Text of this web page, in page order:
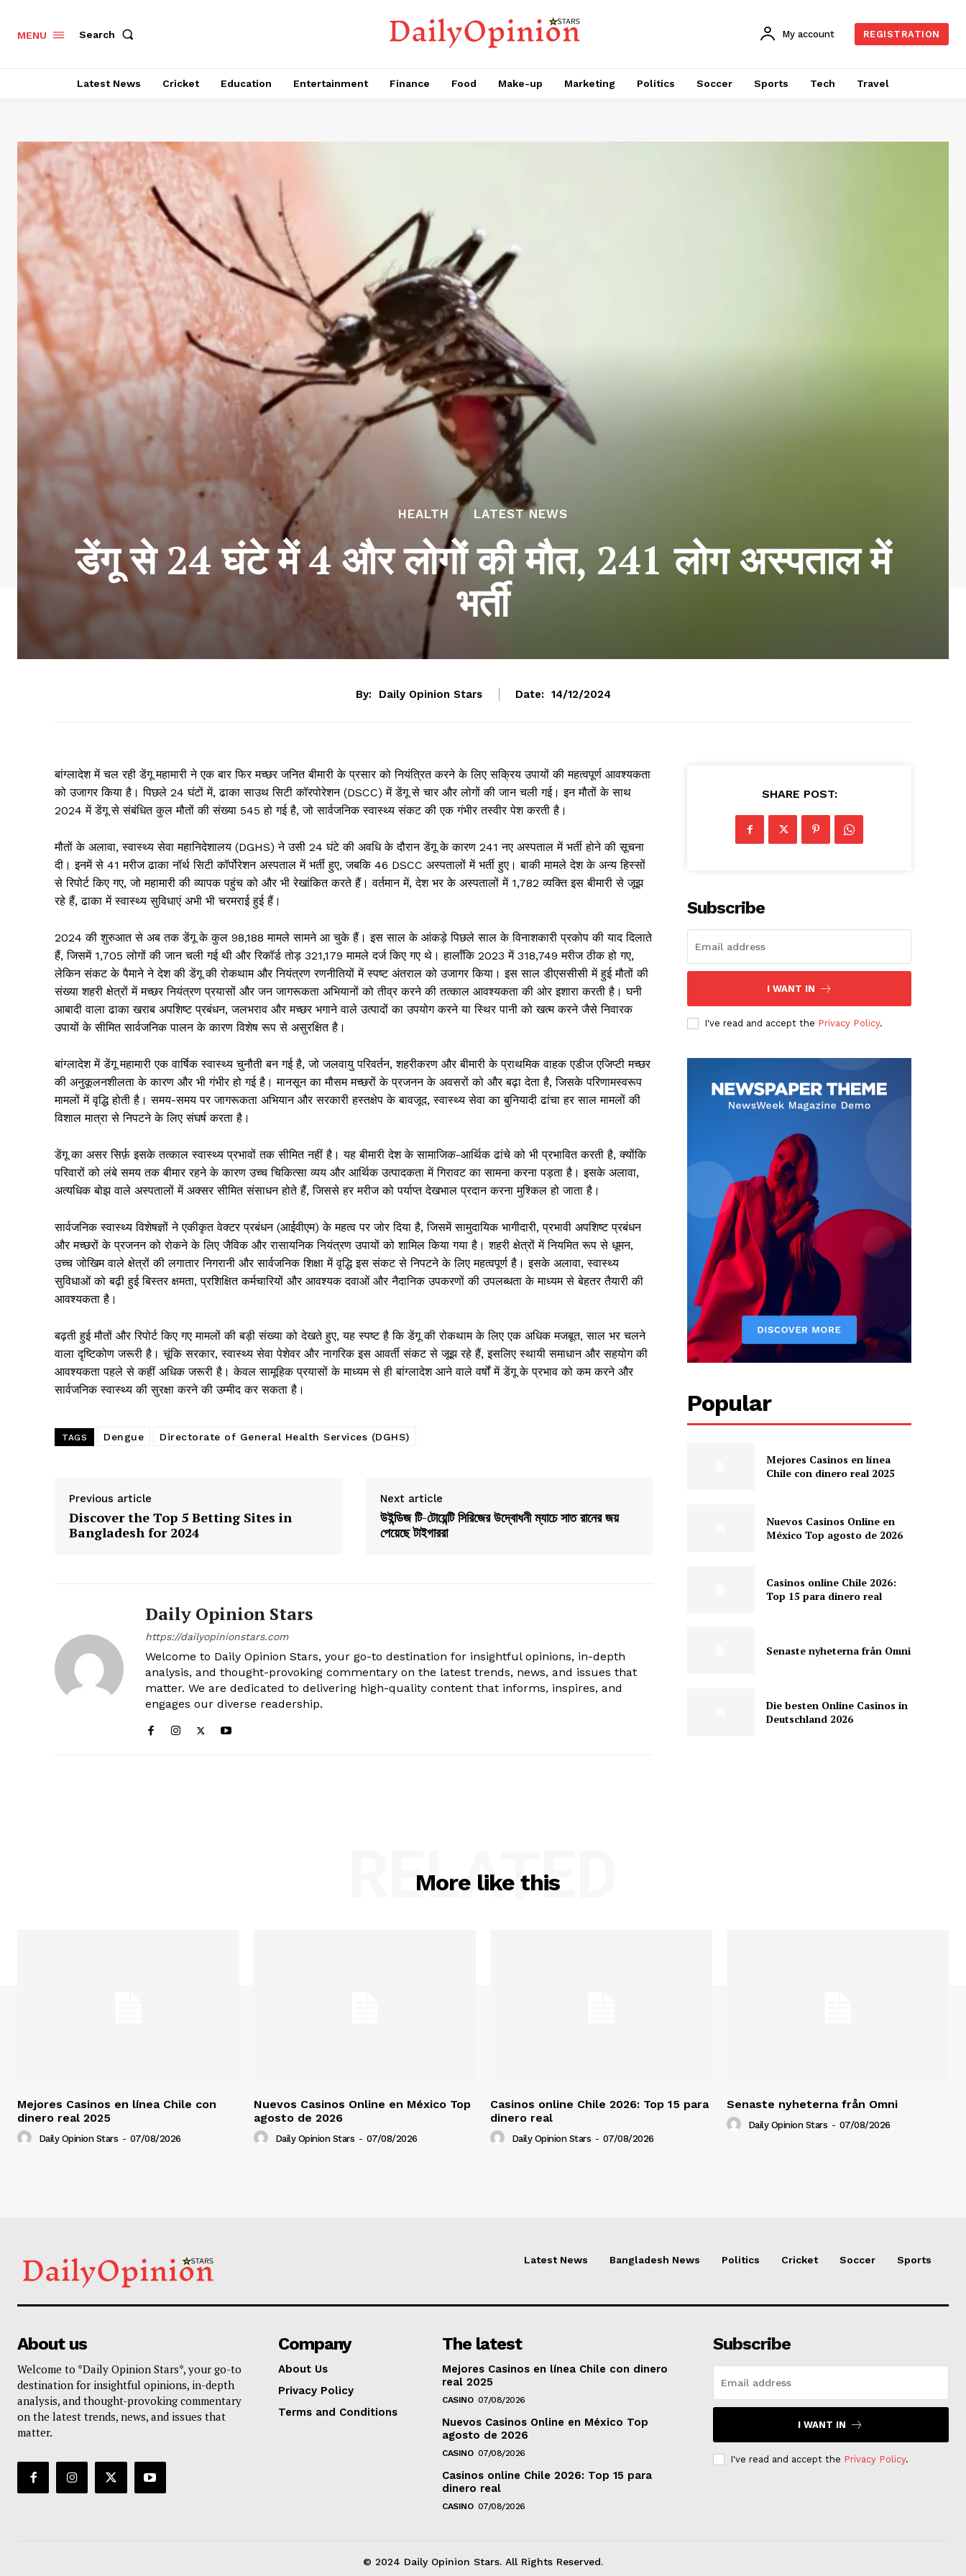
MENU Search My account REGISTRATION
Latest News Cricket Education Entertainment Finance Food Make-up Marketing Politics Soccer Sports Tech Travel
HEALTH LATEST NEWS
डेंगू से 24 घंटे में 4 और लोगों की मौत, 241 लोग अस्पताल में
भर्ती
By: Daily Opinion Stars Date: 14/12/2024
बांग्लादेश में चल रही डेंगू महामारी ने एक बार फिर मच्छर जनित बीमारी के प्रसार को नियंत्रित करने के लिए सक्रिय उपायों की महत्वपूर्ण आवश्यकता
को उजागर किया है। पिछले 24 घंटों में, ढाका साउथ सिटी कॉरपोरेशन (DSCC) में डेंगू से चार और लोगों की जान चली गई। इन मौतों के साथ
2024 में डेंगू से संबंधित कुल मौतों की संख्या 545 हो गई है, जो सार्वजनिक स्वास्थ्य संकट की एक गंभीर तस्वीर पेश करती है।
मौतों के अलावा, स्वास्थ्य सेवा महानिदेशालय (DGHS) ने उसी 24 घंटे की अवधि के दौरान डेंगू के कारण 241 नए अस्पताल में भर्ती होने की सूचना
दी। इनमें से 41 मरीज ढाका नॉर्थ सिटी कॉर्पोरेशन अस्पताल में भर्ती हुए, जबकि 46 DSCC अस्पतालों में भर्ती हुए। बाकी मामले देश के अन्य हिस्सों
से रिपोर्ट किए गए, जो महामारी की व्यापक पहुंच को और भी रेखांकित करते हैं। वर्तमान में, देश भर के अस्पतालों में 1,782 व्यक्ति इस बीमारी से जूझ
रहे हैं, ढाका में स्वास्थ्य सुविधाएं अभी भी चरमराई हुई हैं।
2024 की शुरुआत से अब तक डेंगू के कुल 98,188 मामले सामने आ चुके हैं। इस साल के आंकड़े पिछले साल के विनाशकारी प्रकोप की याद दिलाते
हैं, जिसमें 1,705 लोगों की जान चली गई थी और रिकॉर्ड तोड़ 321,179 मामले दर्ज किए गए थे। हालाँकि 2023 में 318,749 मरीज ठीक हो गए,
लेकिन संकट के पैमाने ने देश की डेंगू की रोकथाम और नियंत्रण रणनीतियों में स्पष्ट अंतराल को उजागर किया। इस साल डीएससीसी में हुई मौतों की
संख्या शहरी क्षेत्रों में मच्छर नियंत्रण प्रयासों और जन जागरूकता अभियानों को तीव्र करने की तत्काल आवश्यकता की ओर इशारा करती है। घनी
आबादी वाला ढाका खराब अपशिष्ट प्रबंधन, जलभराव और मच्छर भगाने वाले उत्पादों का उपयोग करने या स्थिर पानी को खत्म करने जैसे निवारक
उपायों के सीमित सार्वजनिक पालन के कारण विशेष रूप से असुरक्षित है।
बांग्लादेश में डेंगू महामारी एक वार्षिक स्वास्थ्य चुनौती बन गई है, जो जलवायु परिवर्तन, शहरीकरण और बीमारी के प्राथमिक वाहक एडीज एजिप्टी मच्छर
की अनुकूलनशीलता के कारण और भी गंभीर हो गई है। मानसून का मौसम मच्छरों के प्रजनन के अवसरों को और बढ़ा देता है, जिसके परिणामस्वरूप
मामलों में वृद्धि होती है। समय-समय पर जागरूकता अभियान और सरकारी हस्तक्षेप के बावजूद, स्वास्थ्य सेवा का बुनियादी ढांचा हर साल मामलों की
विशाल मात्रा से निपटने के लिए संघर्ष करता है।
डेंगू का असर सिर्फ़ इसके तत्काल स्वास्थ्य प्रभावों तक सीमित नहीं है। यह बीमारी देश के सामाजिक-आर्थिक ढांचे को भी प्रभावित करती है, क्योंकि
परिवारों को लंबे समय तक बीमार रहने के कारण उच्च चिकित्सा व्यय और आर्थिक उत्पादकता में गिरावट का सामना करना पड़ता है। इसके अलावा,
अत्यधिक बोझ वाले अस्पतालों में अक्सर सीमित संसाधन होते हैं, जिससे हर मरीज को पर्याप्त देखभाल प्रदान करना मुश्किल हो जाता है।
सार्वजनिक स्वास्थ्य विशेषज्ञों ने एकीकृत वेक्टर प्रबंधन (आईवीएम) के महत्व पर जोर दिया है, जिसमें सामुदायिक भागीदारी, प्रभावी अपशिष्ट प्रबंधन
और मच्छरों के प्रजनन को रोकने के लिए जैविक और रासायनिक नियंत्रण उपायों को शामिल किया गया है। शहरी क्षेत्रों में नियमित रूप से धूमन,
उच्च जोखिम वाले क्षेत्रों की लगातार निगरानी और सार्वजनिक शिक्षा में वृद्धि इस संकट से निपटने के लिए महत्वपूर्ण है। इसके अलावा, स्वास्थ्य
सुविधाओं को बढ़ी हुई बिस्तर क्षमता, प्रशिक्षित कर्मचारियों और आवश्यक दवाओं और नैदानिक ​​उपकरणों की उपलब्धता के माध्यम से बेहतर तैयारी की
आवश्यकता है।
बढ़ती हुई मौतों और रिपोर्ट किए गए मामलों की बड़ी संख्या को देखते हुए, यह स्पष्ट है कि डेंगू की रोकथाम के लिए एक अधिक मजबूत, साल भर चलने
वाला दृष्टिकोण जरूरी है। चूंकि सरकार, स्वास्थ्य सेवा पेशेवर और नागरिक इस आवर्ती संकट से जूझ रहे हैं, इसलिए स्थायी समाधान और सहयोग की
आवश्यकता पहले से कहीं अधिक जरूरी है। केवल सामूहिक प्रयासों के माध्यम से ही बांग्लादेश आने वाले वर्षों में डेंगू के प्रभाव को कम करने और
सार्वजनिक स्वास्थ्य की सुरक्षा करने की उम्मीद कर सकता है।
TAGS Dengue Directorate of General Health Services (DGHS)
Previous article
Discover the Top 5 Betting Sites in
Bangladesh for 2024
Next article
উইন্ডিজ টি-টোয়েন্টি সিরিজের উদ্বোধনী ম্যাচে সাত রানের জয়
পেয়েছে টাইগাররা
Daily Opinion Stars
https://dailyopinionstars.com
Welcome to Daily Opinion Stars, your go-to destination for insightful opinions, in-depth
analysis, and thought-provoking commentary on the latest trends, news, and issues that
matter. We are dedicated to delivering high-quality content that informs, inspires, and
engages our diverse readership.
SHARE POST:
Subscribe
I WANT IN
I've read and accept the Privacy Policy.
Popular
Mejores Casinos en línea
Chile con dinero real 2025
Nuevos Casinos Online en
México Top agosto de 2026
Casinos online Chile 2026:
Top 15 para dinero real
Senaste nyheterna från Omni
Die besten Online Casinos in
Deutschland 2026
More like this
RELATED
Mejores Casinos en línea Chile con
dinero real 2025
Daily Opinion Stars - 07/08/2026
Nuevos Casinos Online en México Top
agosto de 2026
Daily Opinion Stars - 07/08/2026
Casinos online Chile 2026: Top 15 para
dinero real
Daily Opinion Stars - 07/08/2026
Senaste nyheterna från Omni
Daily Opinion Stars - 07/08/2026
Latest News Bangladesh News Politics Cricket Soccer Sports
About us
Welcome to *Daily Opinion Stars*, your go-to
destination for insightful opinions, in-depth
analysis, and thought-provoking commentary
on the latest trends, news, and issues that
matter.
Company
About Us
Privacy Policy
Terms and Conditions
The latest
Mejores Casinos en línea Chile con dinero
real 2025
CASINO 07/08/2026
Nuevos Casinos Online en México Top
agosto de 2026
CASINO 07/08/2026
Casinos online Chile 2026: Top 15 para
dinero real
CASINO 07/08/2026
Subscribe
I WANT IN
I've read and accept the Privacy Policy.
© 2024 Daily Opinion Stars. All Rights Reserved.